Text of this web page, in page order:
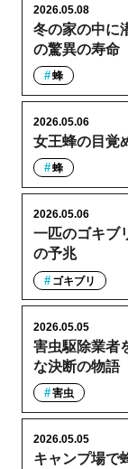
冬の家の中に
の驚異の寿命
2026.05.08
蜂
女王蜂の目覚
2026.05.06
蜂
一匹のゴキブ
の予兆
2026.05.06
ゴキブリ
害虫駆除業者
な決断の物語
2026.05.05
害虫
キャンプ場で
2026.05.05